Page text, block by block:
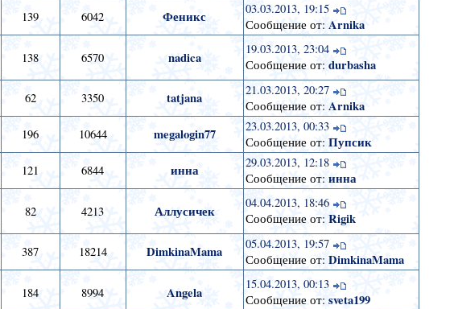
139 6042 Феникс
03.03.2013, 19:15
Сообщение от: Arnika
138 6570 nadica
19.03.2013, 23:04
Сообщение от: durbasha
62 3350 tatjana
21.03.2013, 20:27
Сообщение от: Arnika
196 10644 megalogin77
23.03.2013, 00:33
Сообщение от: Пупсик
121 6844 инна
29.03.2013, 12:18
Сообщение от: инна
82 4213 Аллусичек
04.04.2013, 18:46
Сообщение от: Rigik
387 18214 DimkinaMama
05.04.2013, 19:57
Сообщение от: DimkinaMama
184 8994 Angela
15.04.2013, 00:13
Сообщение от: sveta199